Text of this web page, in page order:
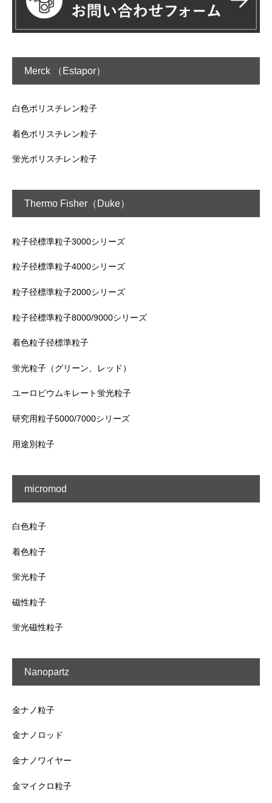
Merck （Estapor）
白色ポリスチレン粒子
着色ポリスチレン粒子
蛍光ポリスチレン粒子
Thermo Fisher（Duke）
粒子径標準粒子3000シリーズ
粒子径標準粒子4000シリーズ
粒子径標準粒子2000シリーズ
粒子径標準粒子8000/9000シリーズ
着色粒子径標準粒子
蛍光粒子（グリーン、レッド）
ユーロピウムキレート蛍光粒子
研究用粒子5000/7000シリーズ
用途別粒子
micromod
白色粒子
着色粒子
蛍光粒子
磁性粒子
蛍光磁性粒子
Nanopartz
金ナノ粒子
金ナノロッド
金ナノワイヤー
金マイクロ粒子